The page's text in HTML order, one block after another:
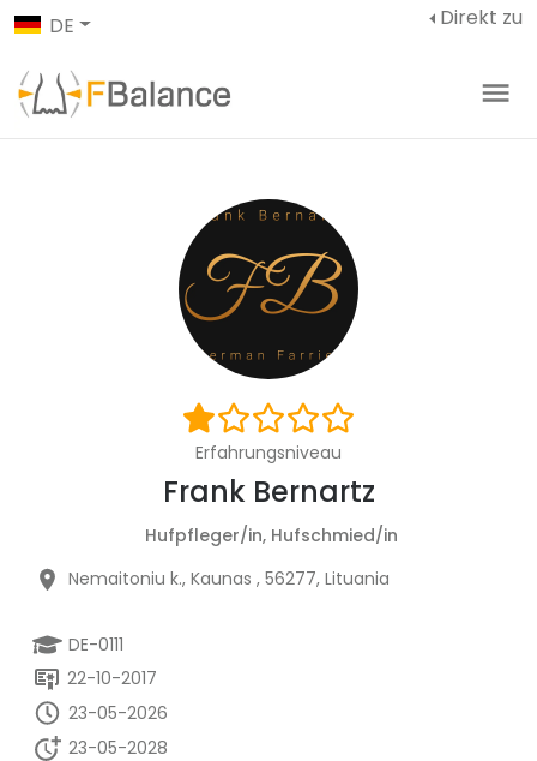
DE Direkt zu
Erfahrungsniveau
Frank Bernartz
Hufpfleger/in, Hufschmied/in
Nemaitoniu k., Kaunas , 56277, Lituania
DE-0111
22-10-2017
23-05-2026
23-05-2028